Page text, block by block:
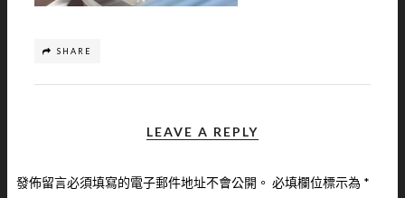
SHARE
LEAVE A REPLY
發佈留言必須填寫的電子郵件地址不會公開。 必填欄位標示為 *